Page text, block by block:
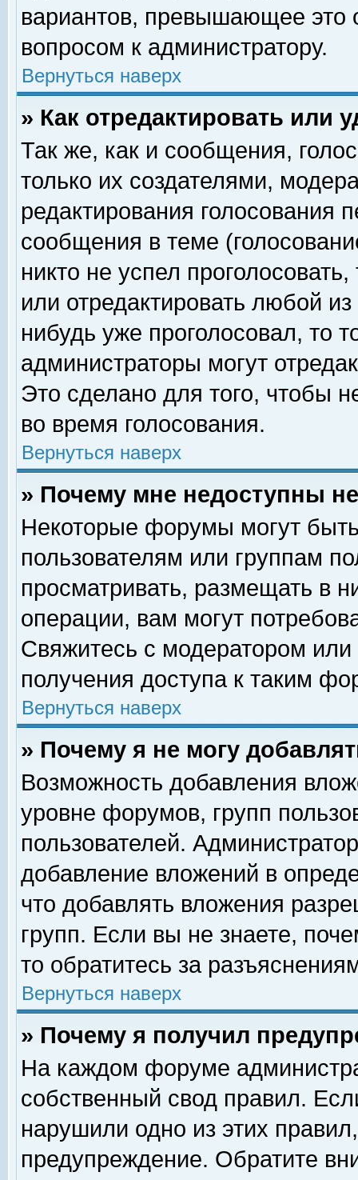
вариантов, превышающее это
вопросом к администратору.
Вернуться наверх
» Как отредактировать или
Так же, как и сообщения,
только их создателями,
редактирования голосования
сообщения в теме
никто не успел
или отредактировать любой
нибудь уже проголосовал, то
администраторы могут
Это сделано для того, чтобы
во время голосования.
Вернуться наверх
» Почему мне недоступны
Некоторые форумы могут
пользователям или группам
просматривать, размещать в
операции, вам могут
Свяжитесь с модератором
получения доступа к таким
Вернуться наверх
» Почему я не могу
Возможность добавления
уровне форумов, групп
пользователей.
добавление вложений в
что добавлять вложения
групп. Если вы не знаете,
то обратитесь за
Вернуться наверх
» Почему я получил
На каждом форуме
собственный свод правил.
нарушили одно из этих
предупреждение. Обратите